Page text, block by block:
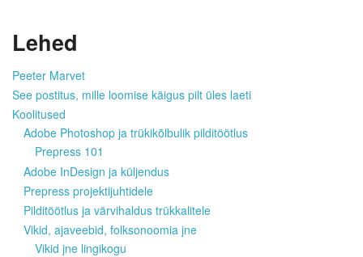
Lehed
Peeter Marvet
See postitus, mille loomise käigus pilt üles laeti
Koolitused
Adobe Photoshop ja trükikõlbulik pilditöötlus
Prepress 101
Adobe InDesign ja küljendus
Prepress projektijuhtidele
Pilditöötlus ja värvihaldus trükkalitele
Vikid, ajaveebid, folksonoomia jne
Vikid jne lingikogu